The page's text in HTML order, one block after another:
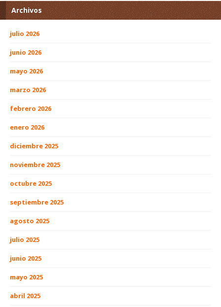
Archivos
julio 2026
junio 2026
mayo 2026
marzo 2026
febrero 2026
enero 2026
diciembre 2025
noviembre 2025
octubre 2025
septiembre 2025
agosto 2025
julio 2025
junio 2025
mayo 2025
abril 2025